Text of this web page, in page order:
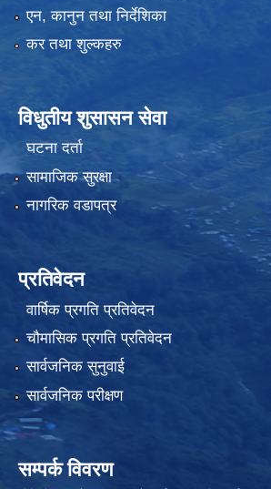
एन, कानुन तथा निर्देशिका
कर तथा शुल्कहरु
विधुतीय शुसासन सेवा
घटना दर्ता
सामाजिक सुरक्षा
नागरिक वडापत्र
प्रतिवेदन
वार्षिक प्रगति प्रतिवेदन
चौमासिक प्रगति प्रतिवेदन
सार्वजनिक सुनुवाई
सार्वजनिक परीक्षण
सम्पर्क विवरण